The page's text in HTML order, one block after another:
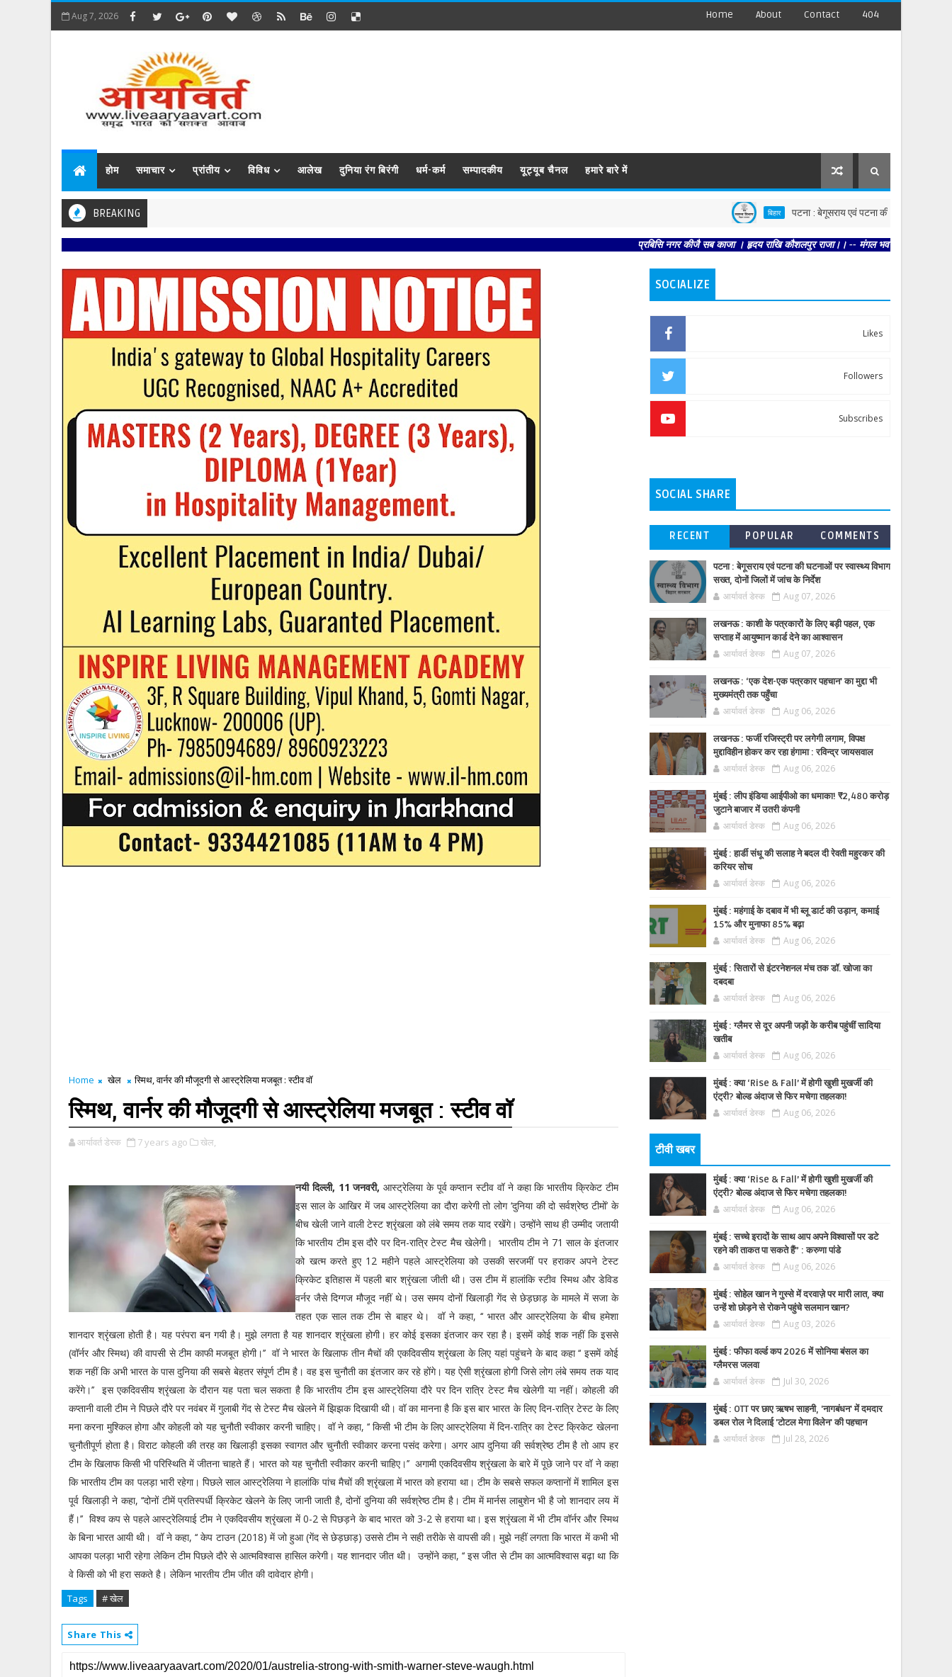
Aug 7, 2026 Home About Contact 404
होम समाचार प्रांतीय विविध आलेख दुनिया रंग बिरंगी धर्म-कर्म सम्पादकीय यूट्यूब चैनल हमारे बारे में
BREAKING बिहार पटना : बेगूसराय एवं पटना की घटनाओं पर स्वास्थ्य विभाग
प्रबिसि नगर कीजै सब काजा । हृदय राखि कौशलपुर राजा।। -- मंगल भवन अमंगल हारी। द्रवहु
Home खेल स्मिथ, वार्नर की मौजूदगी से आस्ट्रेलिया मजबूत : स्टीव वॉ
स्मिथ, वार्नर की मौजूदगी से आस्ट्रेलिया मजबूत : स्टीव वॉ
आर्यावर्त डेस्क 7 years ago खेल,
नयी दिल्ली, 11 जनवरी, आस्ट्रेलिया के पूर्व कप्तान स्टीव वॉ ने कहा कि भारतीय क्रिकेट टीम
इस साल के आखिर में जब आस्ट्रेलिया का दौरा करेगी तो लोग ‘दुनिया की दो सर्वश्रेष्ठ टीमों’ के
बीच खेली जाने वाली टेस्ट श्रृंखला को लंबे समय तक याद रखेंगे। उन्होंने साथ ही उम्मीद जतायी
कि भारतीय टीम इस दौरे पर दिन-रात्रि टेस्ट मैच खेलेगी। भारतीय टीम ने 71 साल के इंतजार
को खत्म करते हुए 12 महीने पहले आस्ट्रेलिया को उसकी सरजमीं पर हराकर अपने टेस्ट
क्रिकेट इतिहास में पहली बार श्रृंखला जीती थी। उस टीम में हालांकि स्टीव स्मिथ और डेविड
वर्नर जैसे दिग्गज मौजूद नहीं थे। उस समय दोनों खिलाड़ी गेंद से छेड़छाड़ के मामले में सजा के
तहत एक साल तक टीम से बाहर थे। वॉ ने कहा, ‘‘ भारत और आस्ट्रेलिया के बीच हमेशा
शानदार श्रृंखला होती है। यह परंपरा बन गयी है। मुझे लगता है यह शानदार श्रृंखला होगी। हर कोई इसका इंतजार कर रहा है। इसमें कोई शक नहीं कि इससे
(वॉर्नर और स्मिथ) की वापसी से टीम काफी मजबूत होगी।’’ वॉ ने भारत के खिलाफ तीन मैचों की एकदिवसीय श्रृंखला के लिए यहां पहुंचने के बाद कहा ‘‘ इसमें कोई
शक नहीं कि अभी भारत के पास दुनिया की सबसे बेहतर संपूर्ण टीम है। वह इस चुनौती का इंतजार कर रहे होंगे। यह ऐसी श्रृंखला होगी जिसे लोग लंबे समय तक याद
करेंगे।’’ इस एकदिवसीय श्रृंखला के दौरान यह पता चल सकता है कि भारतीय टीम इस आस्ट्रेलिया दौरे पर दिन रात्रि टेस्ट मैच खेलेगी या नहीं। कोहली की
कप्तानी वाली टीम ने पिछले दौरे पर नवंबर में गुलाबी गेंद से टेस्ट मैच खेलने में झिझक दिखायी थी। वॉ का मानना है कि इस बार भारत के लिए दिन-रात्रि टेस्ट के लिए
मना करना मुश्किल होगा और कोहली को यह चुनौती स्वीकार करनी चाहिए। वॉ ने कहा, ‘‘ किसी भी टीम के लिए आस्ट्रेलिया में दिन-रात्रि का टेस्ट क्रिकेट खेलना
चुनौतीपूर्ण होता है। विराट कोहली की तरह का खिलाड़ी इसका स्वागत और चुनौती स्वीकार करना पसंद करेगा। अगर आप दुनिया की सर्वश्रेष्ठ टीम है तो आप हर
टीम के खिलाफ किसी भी परिस्थिति में जीतना चाहते हैं। भारत को यह चुनौती स्वीकार करनी चाहिए।’’ अगामी एकदिवसीय श्रृंखला के बारे में पूछे जाने पर वॉ ने कहा
कि भारतीय टीम का पलड़ा भारी रहेगा। पिछले साल आस्ट्रेलिया ने हालांकि पांच मैचों की श्रृंखला में भारत को हराया था। टीम के सबसे सफल कप्तानों में शामिल इस
पूर्व खिलाड़ी ने कहा, ‘‘दोनों टीमें प्रतिस्पर्धी क्रिकेट खेलने के लिए जानी जाती है, दोनों दुनिया की सर्वश्रेष्ठ टीम है। टीम में मार्नस लाबुशेन भी है जो शानदार लय में
हैं।’’ विश्व कप से पहले आस्ट्रेलियाई टीम ने एकदिवसीय श्रृंखला में 0-2 से पिछड़ने के बाद भारत को 3-2 से हराया था। इस श्रृंखला में भी टीम वॉर्नर और स्मिथ
के बिना भारत आयी थी। वॉ ने कहा, ‘‘ केप टाउन (2018) में जो हुआ (गेंद से छेड़छाड़) उससे टीम ने सही तरीके से वापसी की। मुझे नहीं लगता कि भारत में कभी भी
आपका पलड़ा भारी रहेगा लेकिन टीम पिछले दौरे से आत्मविश्वास हासिल करेगी। यह शानदार जीत थी। उन्होंने कहा, ‘‘ इस जीत से टीम का आत्मविश्वास बढ़ा था कि
वे किसी को भी हरा सकते है। लेकिन भारतीय टीम जीत की दावेदार होगी।
Tags # खेल
Share This
SOCIALIZE
Likes
Followers
Subscribes
SOCIAL SHARE
RECENT POPULAR COMMENTS
पटना : बेगूसराय एवं पटना की घटनाओं पर स्वास्थ्य विभाग
सख्त, दोनों जिलों में जांच के निर्देश
आर्यावर्त डेस्क Aug 07, 2026
लखनऊ : काशी के पत्रकारों के लिए बड़ी पहल, एक
सप्ताह में आयुष्मान कार्ड देने का आश्वासन
आर्यावर्त डेस्क Aug 07, 2026
लखनऊ : ‘एक देश-एक पत्रकार पहचान’ का मुद्दा भी
मुख्यमंत्री तक पहुँचा
आर्यावर्त डेस्क Aug 06, 2026
लखनऊ : फर्जी रजिस्ट्री पर लगेगी लगाम, विपक्ष
मुद्दाविहीन होकर कर रहा हंगामा : रविन्द्र जायसवाल
आर्यावर्त डेस्क Aug 06, 2026
मुंबई : लीप इंडिया आईपीओ का धमाका! ₹2,480 करोड़
जुटाने बाजार में उतरी कंपनी
आर्यावर्त डेस्क Aug 06, 2026
मुंबई : हार्डी संधू की सलाह ने बदल दी रेवती महुरकर की
करियर सोच
आर्यावर्त डेस्क Aug 06, 2026
मुंबई : महंगाई के दबाव में भी ब्लू डार्ट की उड़ान, कमाई
15% और मुनाफा 85% बढ़ा
आर्यावर्त डेस्क Aug 06, 2026
मुंबई : सितारों से इंटरनेशनल मंच तक डॉ. खोजा का
दबदबा
आर्यावर्त डेस्क Aug 06, 2026
मुंबई : ग्लैमर से दूर अपनी जड़ों के करीब पहुंचीं सादिया
खतीब
आर्यावर्त डेस्क Aug 06, 2026
मुंबई : क्या ‘Rise & Fall’ में होगी खुशी मुखर्जी की
एंट्री? बोल्ड अंदाज से फिर मचेगा तहलका!
आर्यावर्त डेस्क Aug 06, 2026
टीवी खबर
मुंबई : क्या ‘Rise & Fall’ में होगी खुशी मुखर्जी की
एंट्री? बोल्ड अंदाज से फिर मचेगा तहलका!
आर्यावर्त डेस्क Aug 06, 2026
मुंबई : सच्चे इरादों के साथ आप अपने विश्वासों पर डटे
रहने की ताकत पा सकते हैं” : करुणा पांडे
आर्यावर्त डेस्क Aug 06, 2026
मुंबई : सोहेल खान ने गुस्से में दरवाज़े पर मारी लात, क्या
उन्हें शो छोड़ने से रोकने पहुंचे सलमान खान?
आर्यावर्त डेस्क Aug 03, 2026
मुंबई : फीफा वर्ल्ड कप 2026 में सोनिया बंसल का
ग्लैमरस जलवा
आर्यावर्त डेस्क Jul 30, 2026
मुंबई : OTT पर छाए ऋषभ साहनी, 'नागबंधन' में दमदार
डबल रोल ने दिलाई 'टोटल मेगा विलेन' की पहचान
आर्यावर्त डेस्क Jul 28, 2026